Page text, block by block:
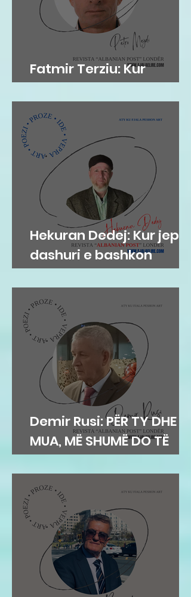
Fatmir Terziu: Kur
'arkivat' flasin…
Hekuran Dedej: Kur jep
dashuri e bashkon
njerëzit
Demir Rusi: PËR TY DHE
MUA, MË SHUMË DO TË
DUA